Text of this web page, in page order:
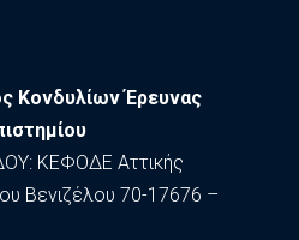
Κονδυλίων Έρευνας
ΚΕΦΟΔΕ Αττικής
Βενιζέλου 70-17676 –